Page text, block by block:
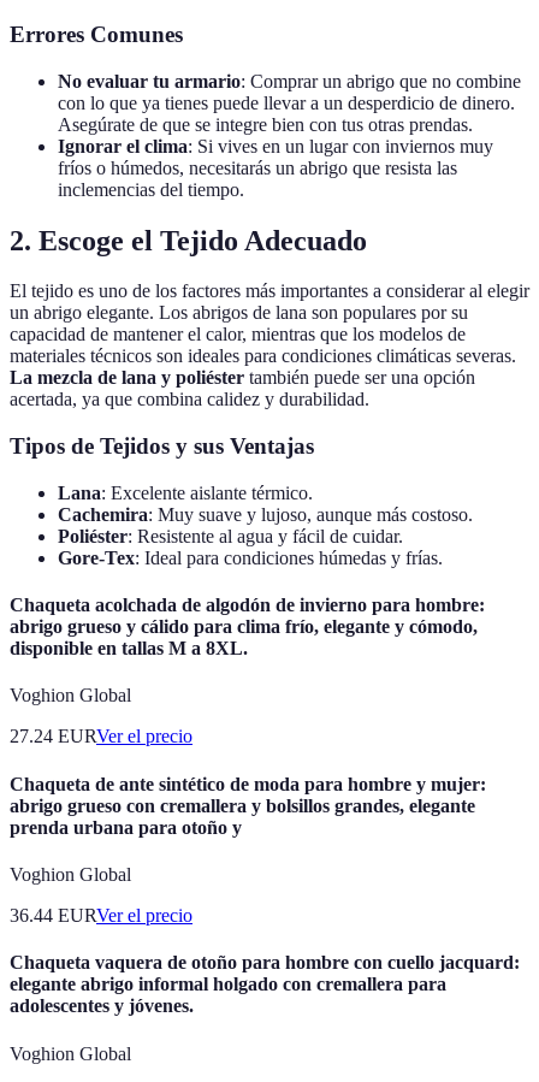
Errores Comunes
No evaluar tu armario: Comprar un abrigo que no combine
con lo que ya tienes puede llevar a un desperdicio de dinero.
Asegúrate de que se integre bien con tus otras prendas.
Ignorar el clima: Si vives en un lugar con inviernos muy
fríos o húmedos, necesitarás un abrigo que resista las
inclemencias del tiempo.
2. Escoge el Tejido Adecuado
El tejido es uno de los factores más importantes a considerar al elegir
un abrigo elegante. Los abrigos de lana son populares por su
capacidad de mantener el calor, mientras que los modelos de
materiales técnicos son ideales para condiciones climáticas severas.
La mezcla de lana y poliéster también puede ser una opción
acertada, ya que combina calidez y durabilidad.
Tipos de Tejidos y sus Ventajas
Lana: Excelente aislante térmico.
Cachemira: Muy suave y lujoso, aunque más costoso.
Poliéster: Resistente al agua y fácil de cuidar.
Gore-Tex: Ideal para condiciones húmedas y frías.
Chaqueta acolchada de algodón de invierno para hombre:
abrigo grueso y cálido para clima frío, elegante y cómodo,
disponible en tallas M a 8XL.
Voghion Global
27.24 EURVer el precio
Chaqueta de ante sintético de moda para hombre y mujer:
abrigo grueso con cremallera y bolsillos grandes, elegante
prenda urbana para otoño y
Voghion Global
36.44 EURVer el precio
Chaqueta vaquera de otoño para hombre con cuello jacquard:
elegante abrigo informal holgado con cremallera para
adolescentes y jóvenes.
Voghion Global